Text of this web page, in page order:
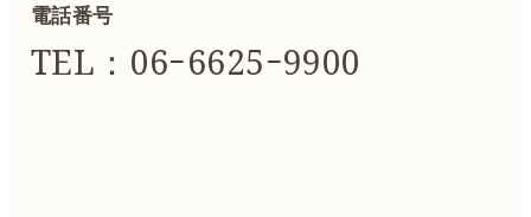
電話番号
TEL：06ｰ6625ｰ9900